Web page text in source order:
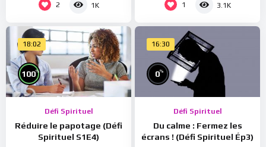
2 1K 1 3.1K
18:02
100%
Défi Spirituel
Réduire le papotage (Défi
Spirituel S1E4)
16:30
0%
Défi Spirituel
Du calme : Fermez les
écrans ! (Défi Spirituel Ép3)